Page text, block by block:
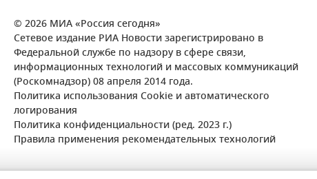
© 2026 МИА «Россия сегодня»
Сетевое издание РИА Новости зарегистрировано в
Федеральной службе по надзору в сфере связи,
информационных технологий и массовых коммуникаций
(Роскомнадзор) 08 апреля 2014 года.
Политика использования Cookie и автоматического
логирования
Политика конфиденциальности (ред. 2023 г.)
Правила применения рекомендательных технологий